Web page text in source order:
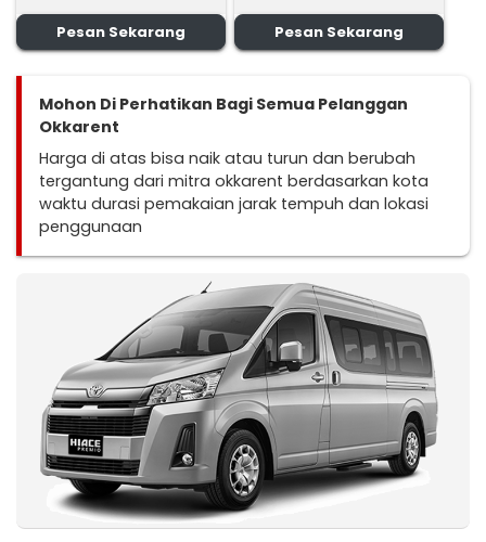
Pesan Sekarang Pesan Sekarang
Mohon Di Perhatikan Bagi Semua Pelanggan
Okkarent
Harga di atas bisa naik atau turun dan berubah
tergantung dari mitra okkarent berdasarkan kota
waktu durasi pemakaian jarak tempuh dan lokasi
penggunaan